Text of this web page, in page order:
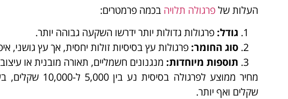
העלות שלפרגולה תלויה בכמה פרמטרים:
גודל: פרגולות גדולות יותר ידרשו השקעה גבוהה יותר.
סוג החומר: פרגולות עץ בסיסיות זולות יחסית, אך עץ גושני,
תוספות מיוחדות: מנגנונים חשמליים, תאורה מובנית או
שקלים ואף יותר.